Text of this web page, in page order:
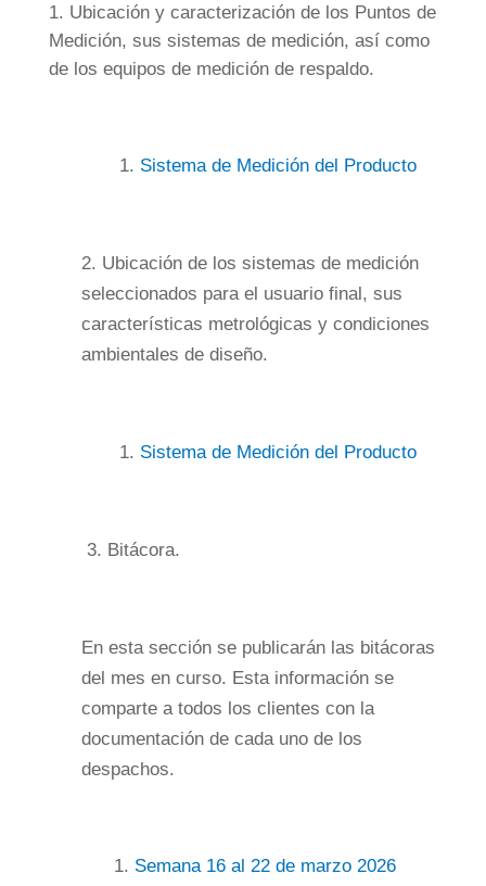
Ubicación y caracterización de los Puntos de
Medición, sus sistemas de medición, así como
de los equipos de medición de respaldo.
1. Sistema de Medición del Producto
2. Ubicación de los sistemas de medición
seleccionados para el usuario final, sus
características metrológicas y condiciones
ambientales de diseño.
1. Sistema de Medición del Producto
3. Bitácora.
En esta sección se publicarán las bitácoras
del mes en curso. Esta información se
comparte a todos los clientes con la
documentación de cada uno de los
despachos.
Semana 16 al 22 de marzo 2026